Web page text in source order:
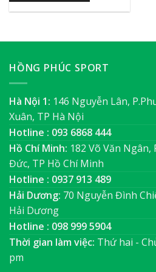
HỒNG PHÚC SPORT
Hà Nội 1: 146 Nguyễn Lân,
Xuân, TP Hà Nội
Hotline : 093 6868 444
Hồ Chí Minh: 182 Võ Văn
Đức, TP Hồ Chí Minh
Hotline : 0937 913 489
Hải Dương: 70 Nguyễn Đình
Hải Dương
Hotline : 098 999 5904
Thời gian làm việc: Thứ hai -
pm